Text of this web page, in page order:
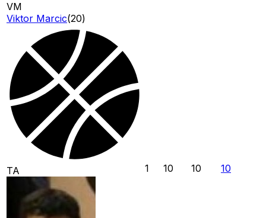
VM
Viktor Marcic(20)
TA 1 10 10 10